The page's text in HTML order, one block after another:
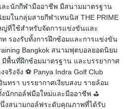
ละนักกีฬามืออาชีพ มีสนามมาตรฐาน
มในกลุ่มสายกีฬาเทนนิส THE PRIME
ญ่ที่ใช้สำหรับจัดการแข่งขันและ
รองรับทั้งการฝึกซ้อมและการแข่งขัน
Bangkok สนามฟุตบอลยอดนิยม
พื้นที่ฝึกซ้อมมาตรฐาน และบรรยากาศ
ริงจัง ⚽ Panya Indra Golf Club
ทรา บรรยากาศเงียบสงบ รายล้อม
นักกอล์ฟมือใหม่และมืออาชีพ ⛳
นึ่งสนามกอล์ฟระดับคุณภาพที่ได้รับ